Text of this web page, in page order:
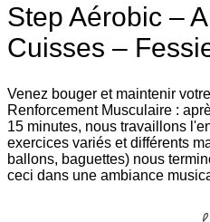
Step Aérobic –
Cuisses –
Venez bouger et maintenir
Renforcement Musculaire :
15 minutes, nous travaillons
exercices variés et différents
ballons, baguettes) nous
ceci dans une ambiance